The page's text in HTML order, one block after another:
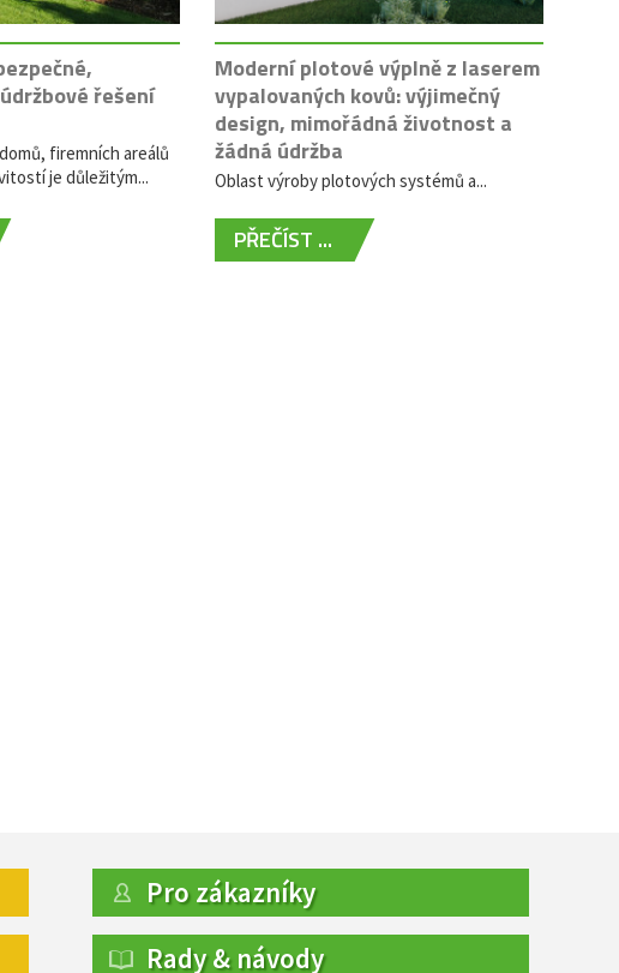
řešení
firemních areálů
je důležitým...
Moderní plotové výplně z laserem
vypalovaných kovů: výjimečný
design, mimořádná životnost a
žádná údržba
Oblast výroby plotových systémů a...
PŘEČÍST ...
Pro zákazníky
Rady & návody